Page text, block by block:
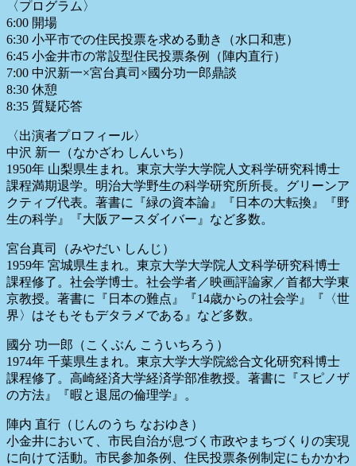
〈プログラム〉
6:00 開場
6:30 小平市での住民投票を求める動き（水口和恵）
6:45 小金井市の常設型住民投票条例（陣内直行）
7:00 中沢新一×宮台真司×國分功一郎鼎談
8:30 休憩
8:35 質疑応答
〈出演者プロフィール〉
中沢 新一（なかざわ しんいち）
1950年 山梨県生まれ。東京大学大学院人文科学研究科博士
課程満期退学。 明治大学野生の科学研究所所長。グリーンア
クティブ代表。 著書に『緑の資本論』『日本の大転換』『野
生の科学』『大阪アースダイバー』など多数。
宮台真司（みやだい しんじ）
1959年 宮城県生まれ。東京大学大学院人文科学研究科博士
課程修了。 社会学博士。社会学者／映画評論家／首都大学東
京教授。著書に『 日本の難点』『14歳からの社会学』『〈世
界〉 はそもそもデタラメである』など多数。
國分 功一郎（こくぶん こういちろう）
1974年 千葉県生まれ。東京大学大学院総合文化研究科博士
課程修了。 高崎経済大学経済学部准教授。著書に『スピノザ
の方法』『暇と退屈の倫理学』。
陣内 直行（じんのうち なおゆき）
小金井において、 市民自治が息づく市政やまちづくりの実現
に向けて活動。 市民参加条例、住民投票条例制定にもかかわ